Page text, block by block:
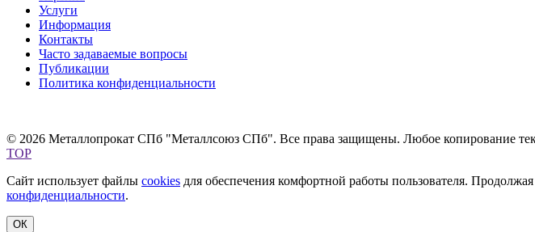
Услуги
Информация
Контакты
Часто задаваемые вопросы
Публикации
Политика конфиденциальности
© 2026 Металлопрокат СПб "Металлсоюз СПб". Все права защищены. Любое копирование
TOP
Сайт использует файлы cookies для обеспечения комфортной работы пользователя.
конфиденциальности.
ОК